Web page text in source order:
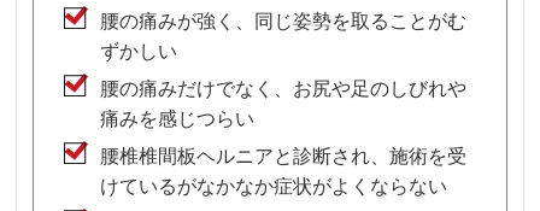
腰の痛みが強く、同じ姿勢を取ることがむ
ずかしい
腰の痛みだけでなく、お尻や足のしびれや
痛みを感じつらい
腰椎椎間板ヘルニアと診断され、施術を受
けているがなかなか症状がよくならない